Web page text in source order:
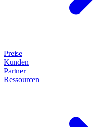
Preise
Kunden
Partner
Ressourcen